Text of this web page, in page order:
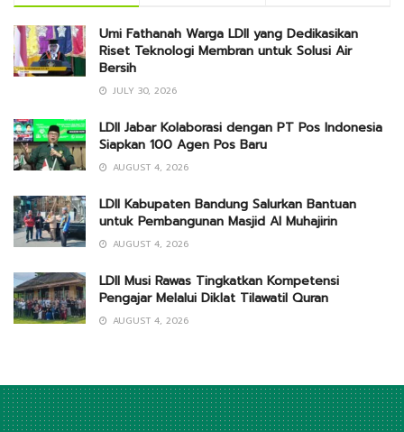
Umi Fathanah Warga LDII yang Dedikasikan
Riset Teknologi Membran untuk Solusi Air
Bersih
JULY 30, 2026
LDII Jabar Kolaborasi dengan PT Pos Indonesia
Siapkan 100 Agen Pos Baru
AUGUST 4, 2026
LDII Kabupaten Bandung Salurkan Bantuan
untuk Pembangunan Masjid Al Muhajirin
AUGUST 4, 2026
LDII Musi Rawas Tingkatkan Kompetensi
Pengajar Melalui Diklat Tilawatil Quran
AUGUST 4, 2026